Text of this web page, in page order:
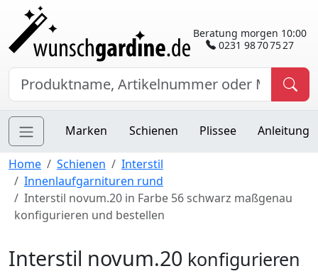
Beratung morgen 10:00
0231 98 70 75 27
Marken Schienen Plissee Anleitung
Home Schienen
Interstil
Innenlaufgarnituren rund
Interstil novum.20 in Farbe 56 schwarz maßgenau
konfigurieren und bestellen
Interstil novum.20 konfigurieren